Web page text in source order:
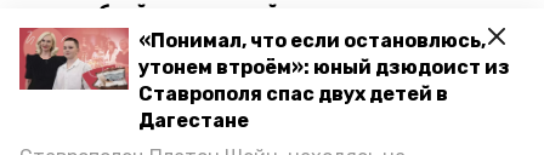
«Понимал, что если остановлюсь,
утонем втроём»: юный дзюдоист из
Ставрополя спас двух детей в
Дагестане
млрд рублей инвестиций
Объём льготных займов для предпринимателей
увеличат на Ставрополье
Более 20 инвестпроектов реализуют на